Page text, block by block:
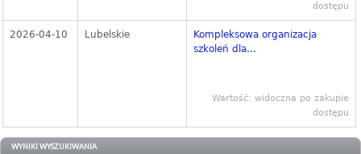
dostępu
2026-04-10 Lubelskie
Kompleksowa organizacja
szkoleń dla...
Wartość: widoczna po zakupie
dostępu
WYNIKI WYSZUKIWANIA